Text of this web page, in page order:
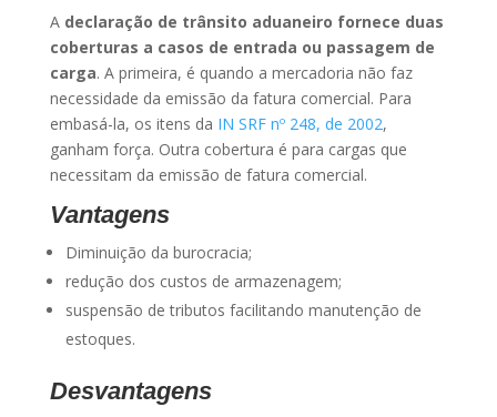
A declaração de trânsito aduaneiro fornece duas
coberturas a casos de entrada ou passagem de
carga. A primeira, é quando a mercadoria não faz
necessidade da emissão da fatura comercial. Para
embasá-la, os itens da IN SRF nº 248, de 2002,
ganham força. Outra cobertura é para cargas que
necessitam da emissão de fatura comercial.
Vantagens
Diminuição da burocracia;
redução dos custos de armazenagem;
suspensão de tributos facilitando manutenção de
estoques.
Desvantagens